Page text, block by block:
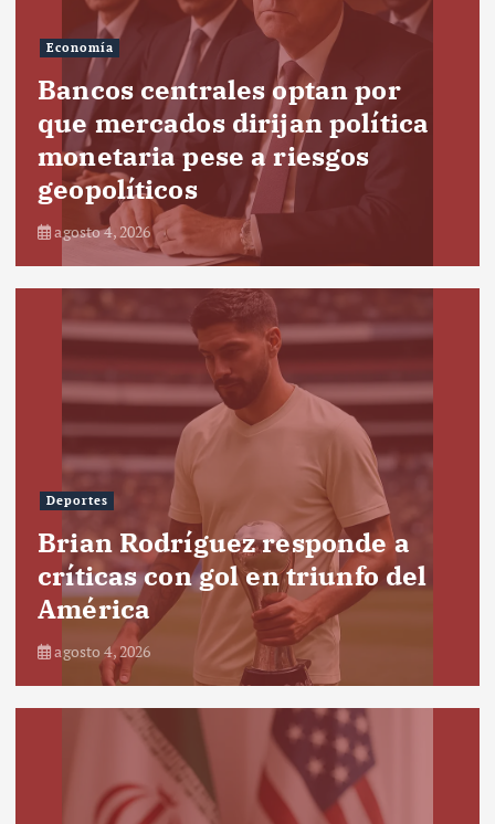
Economía
Bancos centrales optan por
que mercados dirijan política
monetaria pese a riesgos
geopolíticos
agosto 4, 2026
Deportes
Brian Rodríguez responde a
críticas con gol en triunfo del
América
agosto 4, 2026